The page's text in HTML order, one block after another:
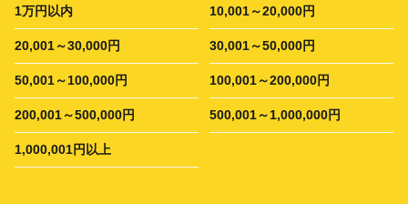
1万円以内 10,001～20,000円
20,001～30,000円 30,001～50,000円
50,001～100,000円 100,001～200,000円
200,001～500,000円 500,001～1,000,000円
1,000,001円以上